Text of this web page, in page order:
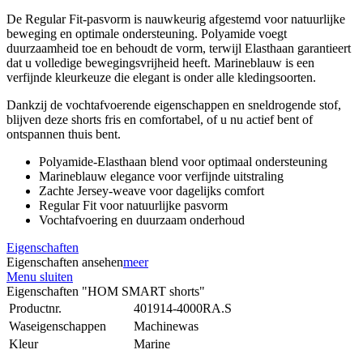
De Regular Fit-pasvorm is nauwkeurig afgestemd voor natuurlijke
beweging en optimale ondersteuning. Polyamide voegt
duurzaamheid toe en behoudt de vorm, terwijl Elasthaan garantieert
dat u volledige bewegingsvrijheid heeft. Marineblauw is een
verfijnde kleurkeuze die elegant is onder alle kledingsoorten.
Dankzij de vochtafvoerende eigenschappen en sneldrogende stof,
blijven deze shorts fris en comfortabel, of u nu actief bent of
ontspannen thuis bent.
Polyamide-Elasthaan blend voor optimaal ondersteuning
Marineblauw elegance voor verfijnde uitstraling
Zachte Jersey-weave voor dagelijks comfort
Regular Fit voor natuurlijke pasvorm
Vochtafvoering en duurzaam onderhoud
Eigenschaften
Eigenschaften ansehenmeer
Menu sluiten
Eigenschaften "HOM SMART shorts"
Productnr.
401914-4000RA.S
Waseigenschappen
Machinewas
Kleur
Marine